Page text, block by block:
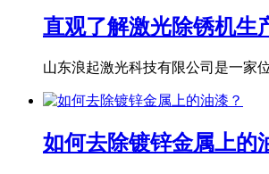
直观了解激光除锈机生
山东浪起激光科技有限公司是一家
如何去除镀锌金属上的